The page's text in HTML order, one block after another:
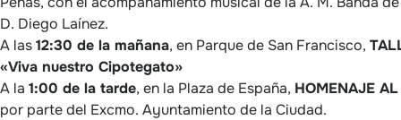
D. Diego Laínez.
A las12:30 de la mañana, en Parque de San Francisco,
«Viva nuestro Cipotegato»
A la 1:00 de la tarde, en la Plaza de España, HOMENAJE
por parte del Excmo. Ayuntamiento de la Ciudad.